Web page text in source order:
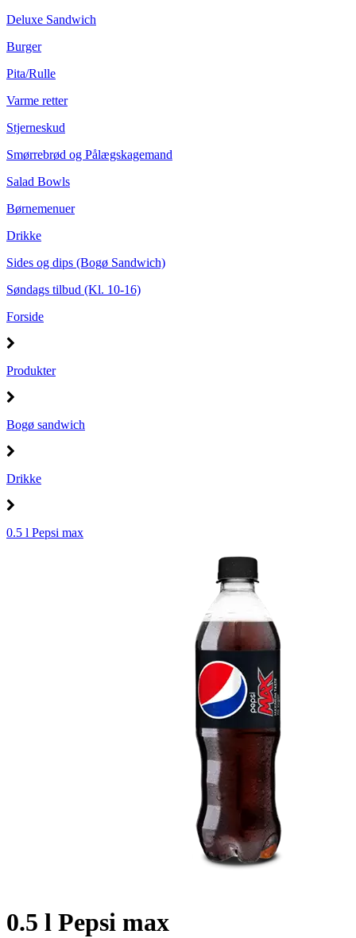
Deluxe Sandwich
Burger
Pita/Rulle
Varme retter
Stjerneskud
Smørrebrød og Pålægskagemand
Salad Bowls
Børnemenuer
Drikke
Sides og dips (Bogø Sandwich)
Søndags tilbud (Kl. 10-16)
Forside
Produkter
Bogø sandwich
Drikke
0.5 l Pepsi max
0.5 l Pepsi max